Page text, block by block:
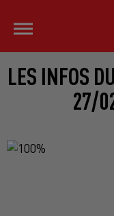
LES INFOS
27/